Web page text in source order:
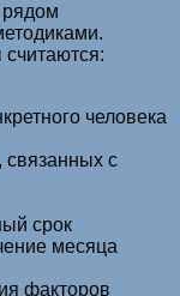
рядом
человека
связанных с
срок
месяца
факторов